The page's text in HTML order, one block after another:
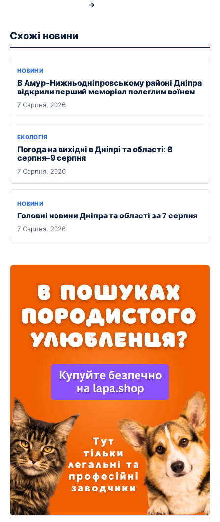
→
Схожі новини
НОВИНИ
В Амур-Нижньодніпровському районі Дніпра
відкрили перший меморіал полеглим воїнам
7 Серпня, 2026
ЕКОЛОГІЯ
Погода на вихідні в Дніпрі та області: 8
серпня–9 серпня
7 Серпня, 2026
НОВИНИ
Головні новини Дніпра та області за 7 серпня
7 Серпня, 2026